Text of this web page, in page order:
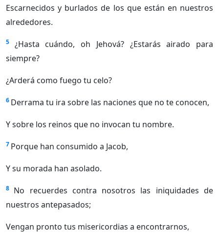
Escarnecidos y burlados de los que están en nuestros
alrededores.
5
¿Hasta cuándo, oh Jehová? ¿Estarás airado para
siempre?
¿Arderá como fuego tu celo?
6 Derrama tu ira sobre las naciones que no te conocen,
Y sobre los reinos que no invocan tu nombre.
7 Porque han consumido a Jacob,
Y su morada han asolado.
8 No recuerdes contra nosotros las iniquidades de
nuestros antepasados;
Vengan pronto tus misericordias a encontrarnos,